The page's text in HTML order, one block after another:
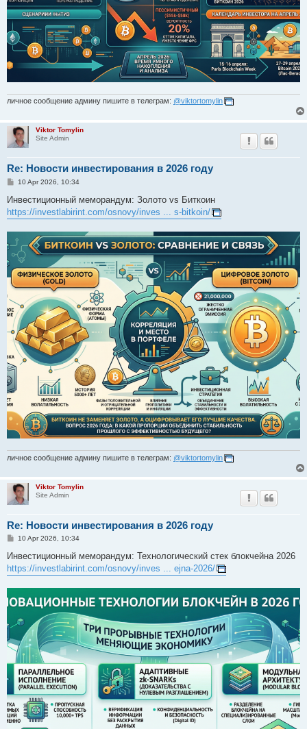
личное сообщение админу пишите в телеграм: @viktortomylin
Viktor Tomylin
Site Admin
Re: Новости инвестирования в 2026 году
P
s
10 Apr 2026, 10:34
Инвестиционный меморандум: Золото vs Биткоин
https://investlabirint.com/osnovy/inves ... s-bitkoin/
личное сообщение админу пишите в телеграм: @viktortomylin
Viktor Tomylin
Site Admin
Re: Новости инвестирования в 2026 году
P
s
10 Apr 2026, 10:34
Инвестиционный меморандум: Технологический стек блокчейна 2026
https://investlabirint.com/osnovy/inves ... ejna-2026/